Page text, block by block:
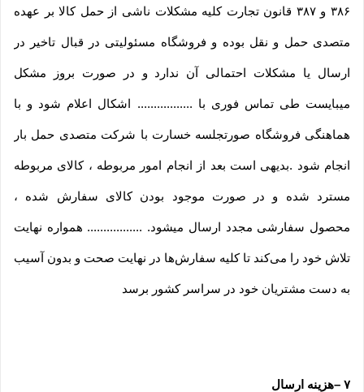
۳۸۶ و ۳۸۷ قانون تجارت کلیه مشکلات ناشی از حمل کالا بر عهده
متصدی حمل و نقل بوده و فروشگاه مسئولیتی در قبال تاخیر در
ارسال یا مشکلات احتمالی آن ندارد و در صورت بروز مشکل
میبایست طی تماس فوری با ................. اشکال اعلام شود و با
هماهنگی فروشگاه صورتجلسه خسارت با شرکت متصدی حمل بار
انجام شود .بدیهی است بعد از انجام امور مربوطه ، کالای مربوطه
مسترد شده و در صورت موجود بودن کالای سفارش شده ،
محصول سفارشی مجدد ارسال میشود. ................. همواره نهایت
تلاش خود را می‏‌کند تا کلیه سفارش‏‌ها در نهایت صحت و بدون آسیب
به دست مشتریان خود در سراسر کشور برسد
۷ –هزینه ارسال